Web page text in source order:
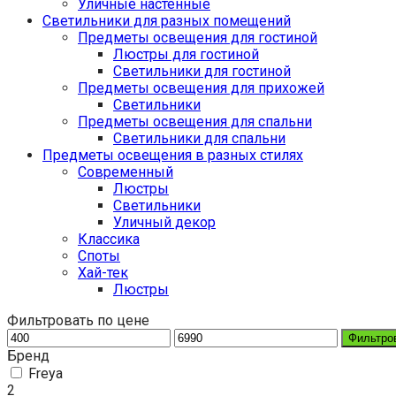
Уличные настенные
Светильники для разных помещений
Предметы освещения для гостиной
Люстры для гостиной
Светильники для гостиной
Предметы освещения для прихожей
Светильники
Предметы освещения для спальни
Светильники для спальни
Предметы освещения в разных стилях
Cовременный
Люстры
Светильники
Уличный декор
Классика
Споты
Хай-тек
Люстры
Фильтровать по цене
Бренд
Freya
2